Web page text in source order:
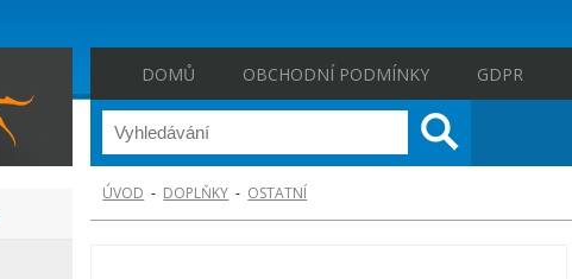
DOMŮ OBCHODNÍ PODMÍNKY GDPR
ÚVOD - DOPLŇKY - OSTATNÍ